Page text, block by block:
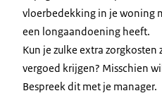
vloerbedekking in je woning
een longaandoening heeft.
Kun je zulke extra
vergoed krijgen? Misschien
Bespreek dit met je manager.